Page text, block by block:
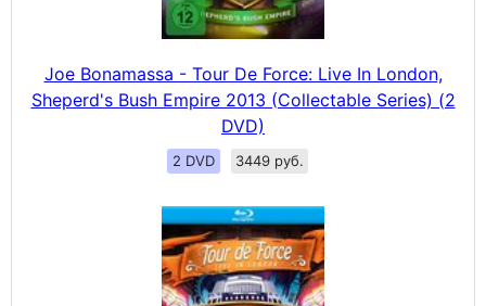
Joe Bonamassa - Tour De Force: Live In London,
Sheperd's Bush Empire 2013 (Collectable Series) (2
DVD)
2 DVD 3449 руб.